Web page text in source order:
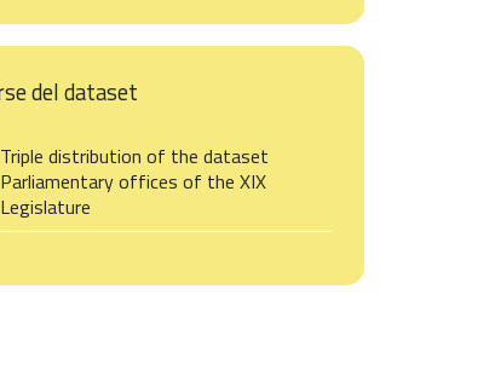
del dataset
Triple distribution of the dataset
Parliamentary offices of the XIX
Legislature